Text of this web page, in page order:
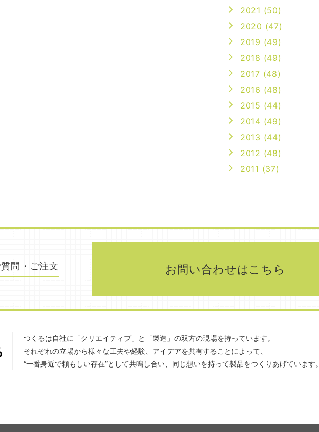
2021 (50)
2020 (47)
2019 (49)
2018 (49)
2017 (48)
2016 (48)
2015 (44)
2014 (49)
2013 (44)
2012 (48)
2011 (37)
問・ご注文 お問い合わせはこちら
つくるは自社に「クリエイティブ」と「製造」の双方の現場を持っています。
それぞれの立場から様々な工夫や経験、アイデアを共有することによって、
“一番身近で頼もしい存在”として共鳴し合い、同じ想いを持って製品をつくりあげています。